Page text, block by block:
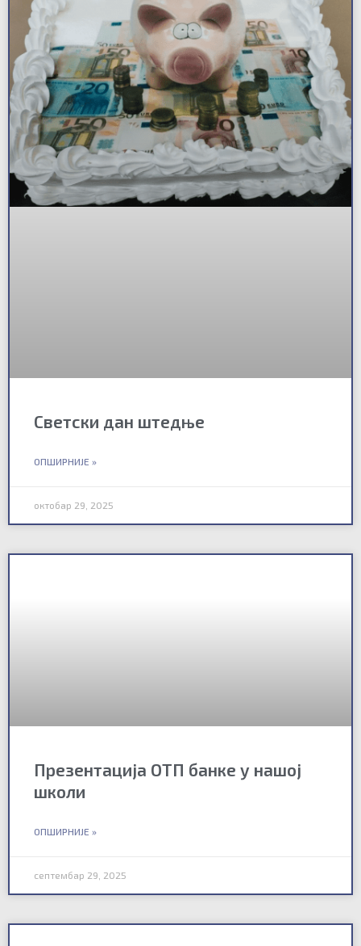
Светски дан штедње
ОПШИРНИЈЕ »
октобар 29, 2025
Презентација ОТП банке у нашој
школи
ОПШИРНИЈЕ »
септембар 29, 2025